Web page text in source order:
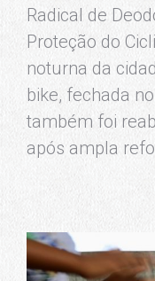
Radical de
Proteção do
noturna da
bike, fechada
também foi
após ampla